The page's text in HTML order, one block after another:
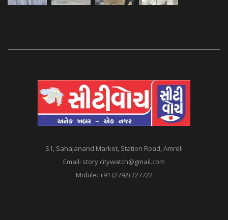
S1, Sahajanand Market, Station Road, Amreli
Email: story.citywatch@gmail.com
Mobile: +91 (2792) 227722